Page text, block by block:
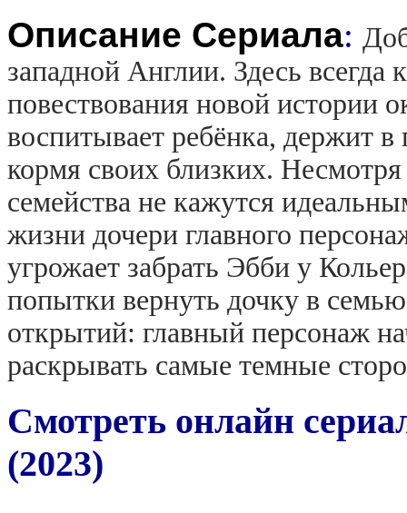
Описание Сериала:
западной Англии. Здесь всегда
повествования новой истории
воспитывает ребёнка, держит
кормя своих близких.
семейства не кажутся
жизни дочери главного
угрожает забрать Эбби у
попытки вернуть дочку в
открытий: главный персонаж
раскрывать самые темные
Смотреть онлайн
(2023)